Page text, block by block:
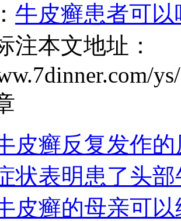
牛皮癣患者可
注本文地址：
皮癣反复发作的
状表明患了头
皮癣的母亲可